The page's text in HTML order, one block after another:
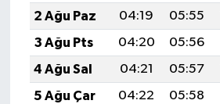
2 Ağu Paz
04:19 05:55
3 Ağu Pts
04:20 05:56
4 Ağu Sal
04:21 05:57
5 Ağu Çar
04:22 05:58